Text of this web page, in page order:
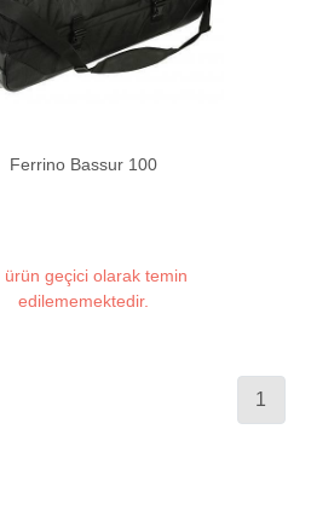
Ferrino Bassur 100
ürün geçici olarak temin
edilememektedir.
1